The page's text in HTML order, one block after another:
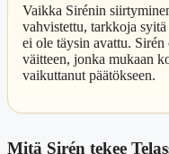
Vaikka Sirénin
vahvistettu, tarkkoja syitä
ei ole täysin avattu.
väitteen, jonka mukaan
vaikuttanut päätökseen.
Mitä Sirén tekee